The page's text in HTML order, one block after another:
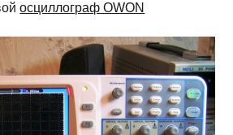
осциллограф OWON